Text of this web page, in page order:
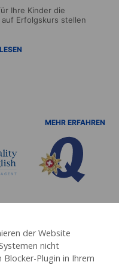
der Website
nicht
Blocker-Plugin in Ihrem
Ihre Kinder die
auf Erfolgskurs stellen
MEHR ERFAHREN
Impressum
Partner
vorbehalten